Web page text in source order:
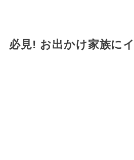
必見! お出かけ家族に